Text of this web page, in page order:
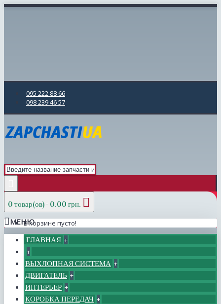
095 222 88 66
098 239 46 57
0 товар(ов) - 0.00 грн.
В корзине пусто!
МЕНЮ
ГЛАВНАЯ +
+
ВЫХЛОПНАЯ СИСТЕМА +
ДВИГАТЕЛЬ +
ИНТЕРЬЕР +
КОРОБКА ПЕРЕДАЧ +